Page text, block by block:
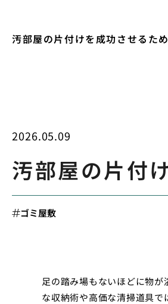
汚部屋の片付けを成功させるた
2026.05.09
汚部屋の片付
ゴミ屋敷
足の踏み場もないほどに物
な収納術や高価な清掃道具